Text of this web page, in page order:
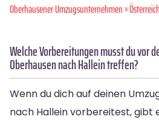
Oberhausener Umzugsunternehmen»Österreich
Welche Vorbereitungen musst du vor
Oberhausen nach Hallein treffen?
Wenn du dich auf deinen
nach Hallein vorbereitest, gibt